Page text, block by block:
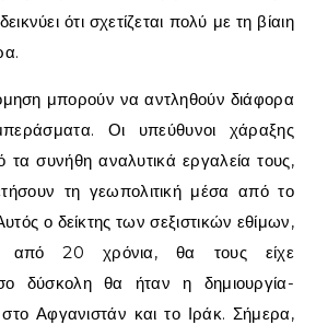
ότι σχετίζεται πολύ με τη βίαιη
μπορούν να αντληθούν διάφορα
Οι υπεύθυνοι χάραξης
τα συνήθη αναλυτικά εργαλεία τους,
τη γεωπολιτική μέσα από το
ο δείκτης των σεξιστικών εθίμων,
από 20 χρόνια, θα τους είχε
δύσκολη θα ήταν η δημιουργία-
Αφγανιστάν και το Ιράκ. Σήμερα,